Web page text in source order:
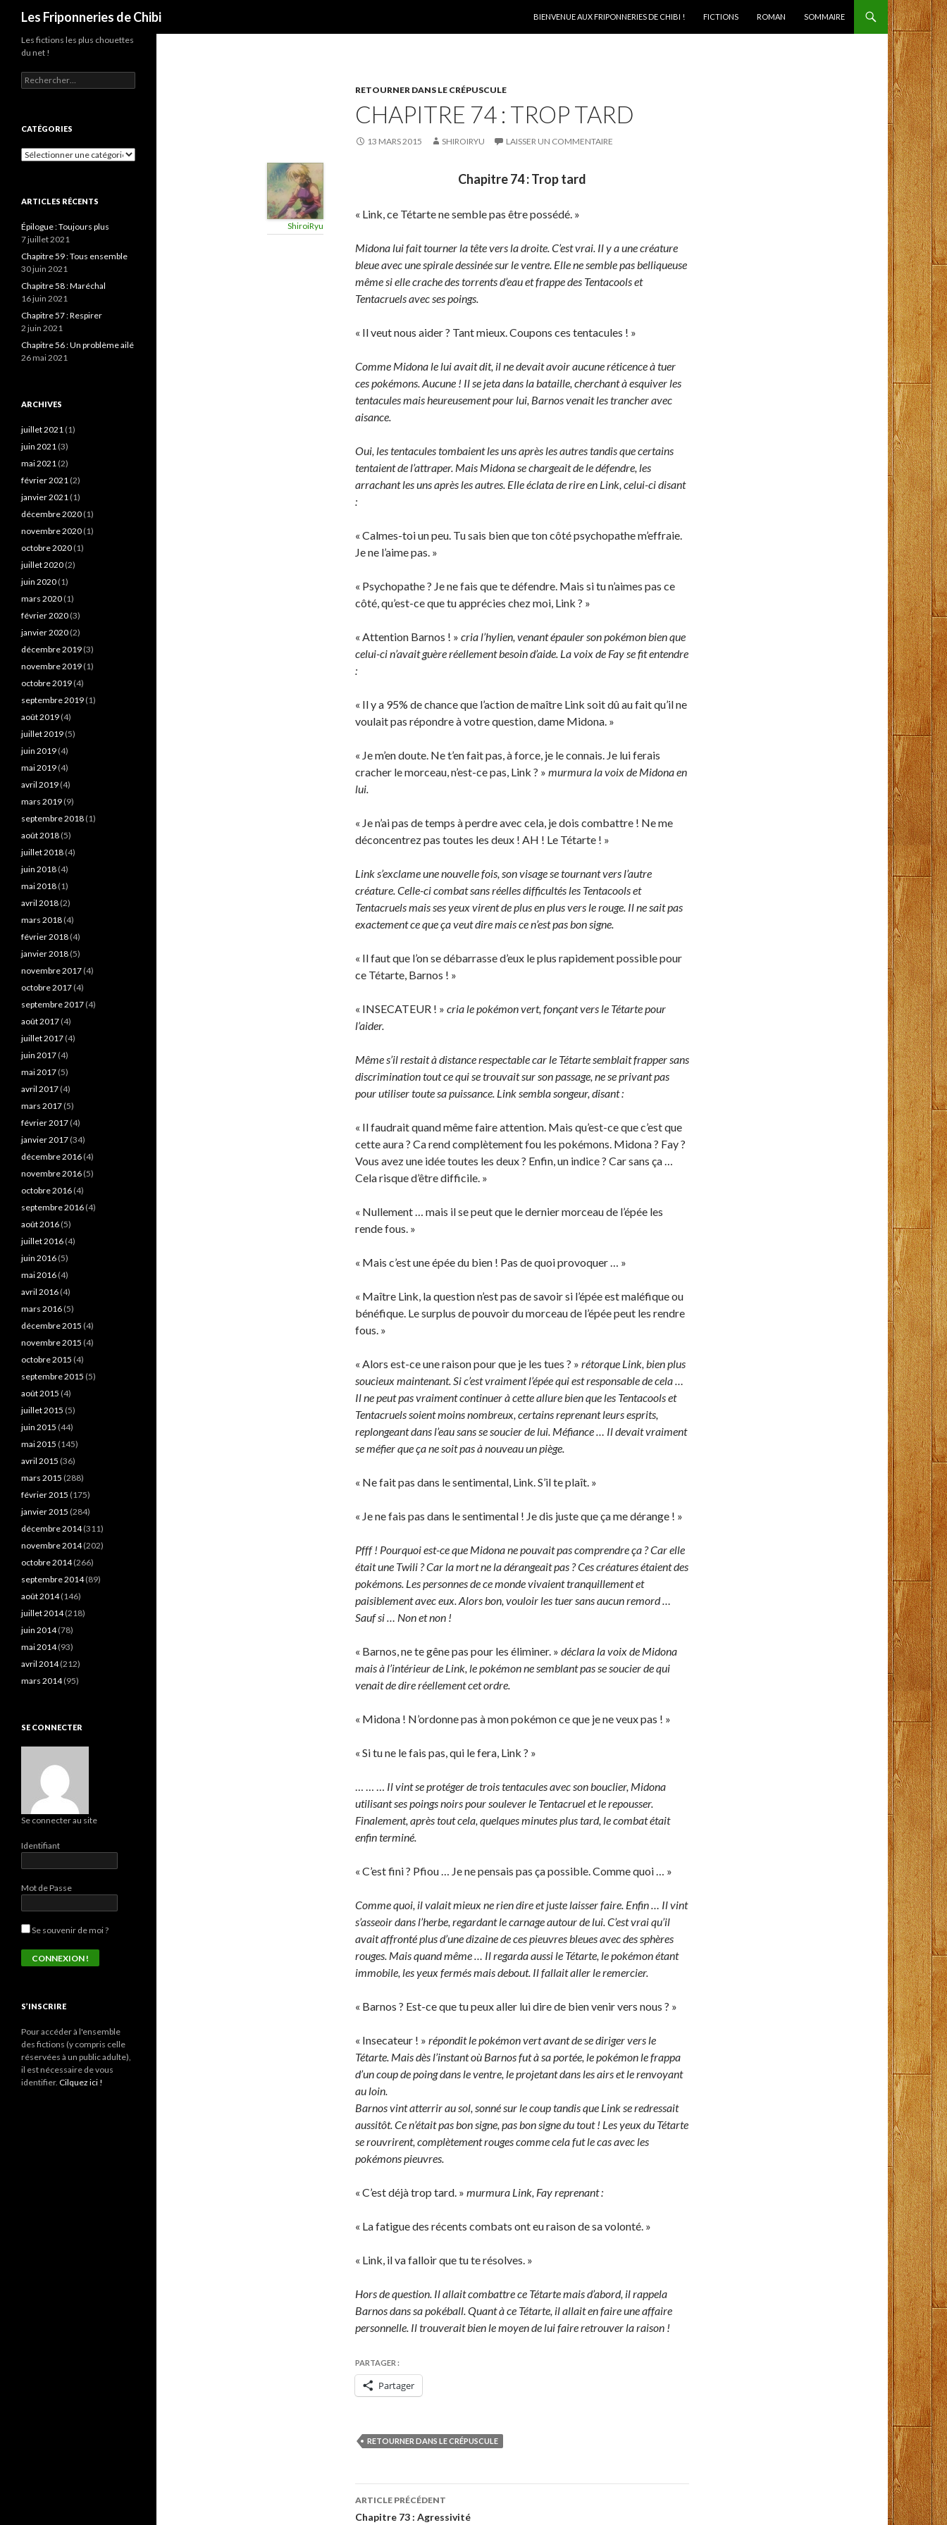
Les Friponneries de Chibi
BIENVENUE AUX FRIPONNERIES DE CHIBI !
FICTIONS ROMAN SOMMAIRE
RETOURNER DANS LE CRÉPUSCULE
CHAPITRE 74 : TROP TARD
13 MARS 2015 SHIROIRYU LAISSER UN COMMENTAIRE
ShiroiRyu
Chapitre 74 : Trop tard
« Link, ce Tétarte ne semble pas être possédé. »
Midona lui fait tourner la tête vers la droite. C’est vrai. Il y a une créature
bleue avec une spirale dessinée sur le ventre. Elle ne semble pas belliqueuse
même si elle crache des torrents d’eau et frappe des Tentacools et
Tentacruels avec ses poings.
« Il veut nous aider ? Tant mieux. Coupons ces tentacules ! »
Comme Midona le lui avait dit, il ne devait avoir aucune réticence à tuer
ces pokémons. Aucune ! Il se jeta dans la bataille, cherchant à esquiver les
tentacules mais heureusement pour lui, Barnos venait les trancher avec
aisance.
Oui, les tentacules tombaient les uns après les autres tandis que certains
tentaient de l’attraper. Mais Midona se chargeait de le défendre, les
arrachant les uns après les autres. Elle éclata de rire en Link, celui-ci disant
:
« Calmes-toi un peu. Tu sais bien que ton côté psychopathe m’effraie.
Je ne l’aime pas. »
« Psychopathe ? Je ne fais que te défendre. Mais si tu n’aimes pas ce
côté, qu’est-ce que tu apprécies chez moi, Link ? »
« Attention Barnos ! » cria l’hylien, venant épauler son pokémon bien que
celui-ci n’avait guère réellement besoin d’aide. La voix de Fay se fit entendre
:
« Il y a 95% de chance que l’action de maître Link soit dû au fait qu’il ne
voulait pas répondre à votre question, dame Midona. »
« Je m’en doute. Ne t’en fait pas, à force, je le connais. Je lui ferais
cracher le morceau, n’est-ce pas, Link ? » murmura la voix de Midona en
lui.
« Je n’ai pas de temps à perdre avec cela, je dois combattre ! Ne me
déconcentrez pas toutes les deux ! AH ! Le Tétarte ! »
Link s’exclame une nouvelle fois, son visage se tournant vers l’autre
créature. Celle-ci combat sans réelles difficultés les Tentacools et
Tentacruels mais ses yeux virent de plus en plus vers le rouge. Il ne sait pas
exactement ce que ça veut dire mais ce n’est pas bon signe.
« Il faut que l’on se débarrasse d’eux le plus rapidement possible pour
ce Tétarte, Barnos ! »
« INSECATEUR ! » cria le pokémon vert, fonçant vers le Tétarte pour
l’aider.
Même s’il restait à distance respectable car le Tétarte semblait frapper sans
discrimination tout ce qui se trouvait sur son passage, ne se privant pas
pour utiliser toute sa puissance. Link sembla songeur, disant :
« Il faudrait quand même faire attention. Mais qu’est-ce que c’est que
cette aura ? Ca rend complètement fou les pokémons. Midona ? Fay ?
Vous avez une idée toutes les deux ? Enfin, un indice ? Car sans ça …
Cela risque d’être difficile. »
« Nullement … mais il se peut que le dernier morceau de l’épée les
rende fous. »
« Mais c’est une épée du bien ! Pas de quoi provoquer … »
« Maître Link, la question n’est pas de savoir si l’épée est maléfique ou
bénéfique. Le surplus de pouvoir du morceau de l’épée peut les rendre
fous. »
« Alors est-ce une raison pour que je les tues ? » rétorque Link, bien plus
soucieux maintenant. Si c’est vraiment l’épée qui est responsable de cela …
Il ne peut pas vraiment continuer à cette allure bien que les Tentacools et
Tentacruels soient moins nombreux, certains reprenant leurs esprits,
replongeant dans l’eau sans se soucier de lui. Méfiance … Il devait vraiment
se méfier que ça ne soit pas à nouveau un piège.
« Ne fait pas dans le sentimental, Link. S’il te plaît. »
« Je ne fais pas dans le sentimental ! Je dis juste que ça me dérange ! »
Pfff ! Pourquoi est-ce que Midona ne pouvait pas comprendre ça ? Car elle
était une Twili ? Car la mort ne la dérangeait pas ? Ces créatures étaient des
pokémons. Les personnes de ce monde vivaient tranquillement et
paisiblement avec eux. Alors bon, vouloir les tuer sans aucun remord …
Sauf si … Non et non !
« Barnos, ne te gêne pas pour les éliminer. » déclara la voix de Midona
mais à l’intérieur de Link, le pokémon ne semblant pas se soucier de qui
venait de dire réellement cet ordre.
« Midona ! N’ordonne pas à mon pokémon ce que je ne veux pas ! »
« Si tu ne le fais pas, qui le fera, Link ? »
… … … Il vint se protéger de trois tentacules avec son bouclier, Midona
utilisant ses poings noirs pour soulever le Tentacruel et le repousser.
Finalement, après tout cela, quelques minutes plus tard, le combat était
enfin terminé.
« C’est fini ? Pfiou … Je ne pensais pas ça possible. Comme quoi … »
Comme quoi, il valait mieux ne rien dire et juste laisser faire. Enfin … Il vint
s’asseoir dans l’herbe, regardant le carnage autour de lui. C’est vrai qu’il
avait affronté plus d’une dizaine de ces pieuvres bleues avec des sphères
rouges. Mais quand même … Il regarda aussi le Tétarte, le pokémon étant
immobile, les yeux fermés mais debout. Il fallait aller le remercier.
« Barnos ? Est-ce que tu peux aller lui dire de bien venir vers nous ? »
« Insecateur ! » répondit le pokémon vert avant de se diriger vers le
Tétarte. Mais dès l’instant où Barnos fut à sa portée, le pokémon le frappa
d’un coup de poing dans le ventre, le projetant dans les airs et le renvoyant
au loin.
Barnos vint atterrir au sol, sonné sur le coup tandis que Link se redressait
aussitôt. Ce n’était pas bon signe, pas bon signe du tout ! Les yeux du Tétarte
se rouvrirent, complètement rouges comme cela fut le cas avec les
pokémons pieuvres.
« C’est déjà trop tard. » murmura Link, Fay reprenant :
« La fatigue des récents combats ont eu raison de sa volonté. »
« Link, il va falloir que tu te résolves. »
Hors de question. Il allait combattre ce Tétarte mais d’abord, il rappela
Barnos dans sa pokéball. Quant à ce Tétarte, il allait en faire une affaire
personnelle. Il trouverait bien le moyen de lui faire retrouver la raison !
PARTAGER :
Partager
RETOURNER DANS LE CRÉPUSCULE
Navigation
des
ARTICLE PRÉCÉDENT
Chapitre 73 : Agressivité
Les fictions les plus chouettes
du net !
Rechercher :
CATÉGORIES
Catégories
ARTICLES RÉCENTS
Épilogue : Toujours plus
7 juillet 2021
Chapitre 59 : Tous ensemble
30 juin 2021
Chapitre 58 : Maréchal
16 juin 2021
Chapitre 57 : Respirer
2 juin 2021
Chapitre 56 : Un problème ailé
26 mai 2021
ARCHIVES
juillet 2021 (1)
juin 2021 (3)
mai 2021 (2)
février 2021 (2)
janvier 2021 (1)
décembre 2020 (1)
novembre 2020 (1)
octobre 2020 (1)
juillet 2020 (2)
juin 2020 (1)
mars 2020 (1)
février 2020 (3)
janvier 2020 (2)
décembre 2019 (3)
novembre 2019 (1)
octobre 2019 (4)
septembre 2019 (1)
août 2019 (4)
juillet 2019 (5)
juin 2019 (4)
mai 2019 (4)
avril 2019 (4)
mars 2019 (9)
septembre 2018 (1)
août 2018 (5)
juillet 2018 (4)
juin 2018 (4)
mai 2018 (1)
avril 2018 (2)
mars 2018 (4)
février 2018 (4)
janvier 2018 (5)
novembre 2017 (4)
octobre 2017 (4)
septembre 2017 (4)
août 2017 (4)
juillet 2017 (4)
juin 2017 (4)
mai 2017 (5)
avril 2017 (4)
mars 2017 (5)
février 2017 (4)
janvier 2017 (34)
décembre 2016 (4)
novembre 2016 (5)
octobre 2016 (4)
septembre 2016 (4)
août 2016 (5)
juillet 2016 (4)
juin 2016 (5)
mai 2016 (4)
avril 2016 (4)
mars 2016 (5)
décembre 2015 (4)
novembre 2015 (4)
octobre 2015 (4)
septembre 2015 (5)
août 2015 (4)
juillet 2015 (5)
juin 2015 (44)
mai 2015 (145)
avril 2015 (36)
mars 2015 (288)
février 2015 (175)
janvier 2015 (284)
décembre 2014(311)
novembre 2014(202)
octobre 2014(266)
septembre 2014(89)
août 2014(146)
juillet 2014(218)
juin 2014(78)
mai 2014(93)
avril 2014(212)
mars 2014(95)
SE CONNECTER
Se connecter au site
Identifiant
Mot de Passe
Se souvenir de moi ?
S’INSCRIRE
Pour accéder à l'ensemble
des fictions (y compris celle
réservées à un public adulte),
il est nécessaire de vous
identifier. Cilquez ici !